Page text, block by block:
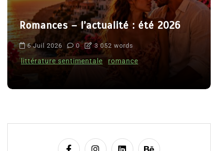
Romances – l’actualité : été 2026
6 Juil 2026 0 3 052 words
littérature sentimentale romance